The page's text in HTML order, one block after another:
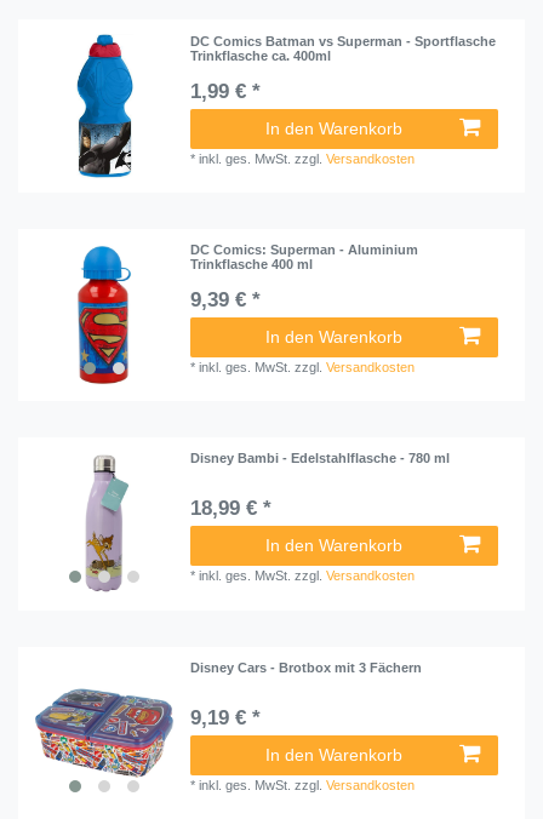
DC Comics Batman vs Superman - Sportflasche
Trinkflasche ca. 400ml
1,99 € *
In den Warenkorb
*inkl. ges. MwSt. zzgl.Versandkosten
DC Comics: Superman - Aluminium
Trinkflasche 400 ml
9,39 € *
In den Warenkorb
*inkl. ges. MwSt. zzgl.Versandkosten
Disney Bambi - Edelstahlflasche - 780 ml
18,99 € *
In den Warenkorb
*inkl. ges. MwSt. zzgl.Versandkosten
Disney Cars - Brotbox mit 3 Fächern
9,19 € *
In den Warenkorb
*inkl. ges. MwSt. zzgl.Versandkosten